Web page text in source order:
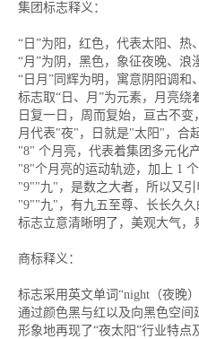
集团标志释义：
“日”为阳，红色，代表太阳、热
“月”为阴，黑色，象征夜晚、浪
“日月”同辉为明，寓意阴阳调和
标志取“日、月”为元素，月亮绕
日复一日，周而复始，亘古不变
月代表"夜"，日就是"太阳"，合
"8" 个月亮，代表着集团多元化
"8"个月亮的运动轨迹，加上 1
"9""九"，是数之大者，所以又引
"9""九"，有九五至尊、长长久久
标志立意清晰明了，美观大气，
商标释义：
标志采用英文单词“night（夜晚
通过颜色黑与红以及向黑色空间
形象地再现了“夜太阳”行业特点